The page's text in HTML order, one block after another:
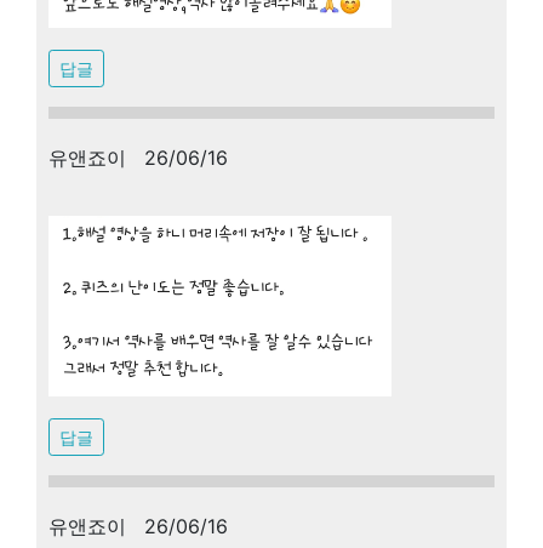
답글
유앤죠이 26/06/16
답글
유앤죠이 26/06/16